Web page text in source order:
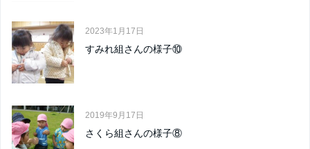
2023年1月17日
すみれ組さんの様子⑩
2019年9月17日
さくら組さんの様子⑧